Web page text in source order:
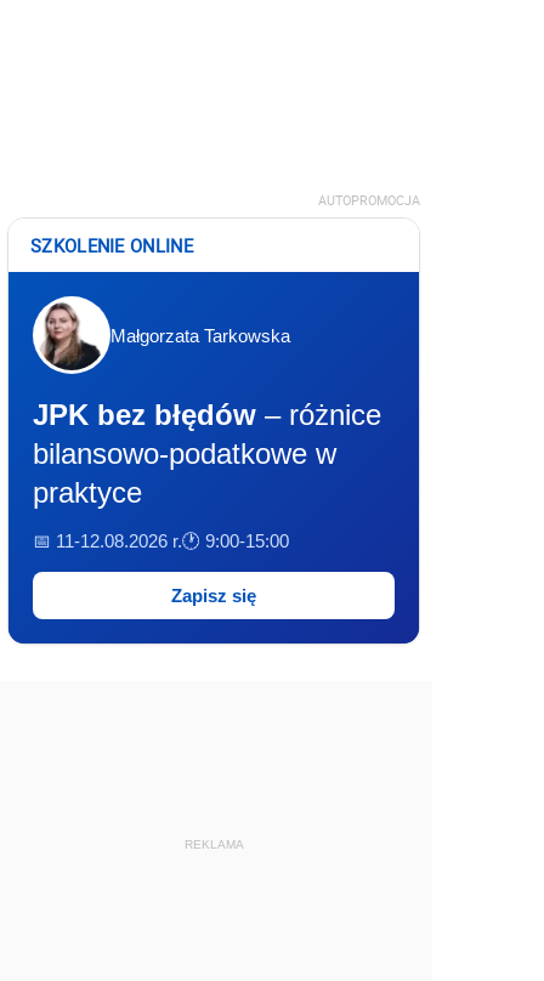
AUTOPROMOCJA
SZKOLENIE ONLINE
Małgorzata Tarkowska
JPK bez błędów – różnice
bilansowo-podatkowe w
praktyce
📅 11-12.08.2026 r.🕐 9:00-15:00
Zapisz się
REKLAMA